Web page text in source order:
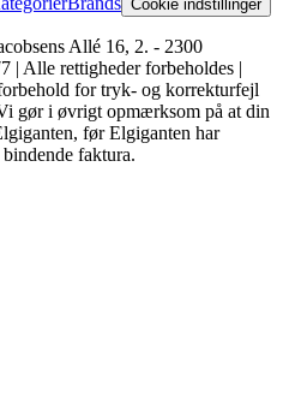
Cookie indstillinger
Allé 16, 2. - 2300
| Alle rettigheder forbeholdes |
for tryk- og korrekturfejl
gør i øvrigt opmærksom på at din
før Elgiganten har
faktura.